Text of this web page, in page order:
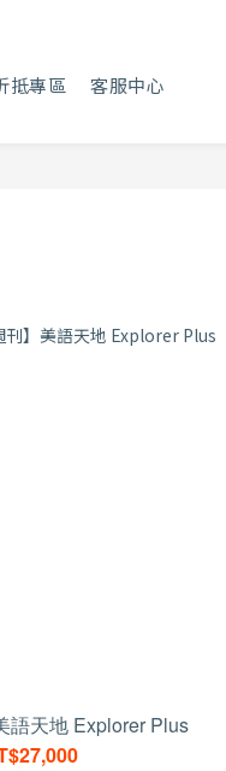
抵專區 客服中心
語天地 Explorer Plus